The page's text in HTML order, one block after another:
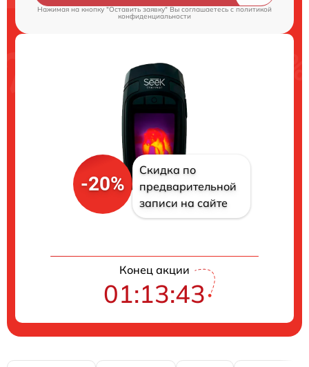
Нажимая на кнопку "Оставить заявку" Вы соглашаетесь cполитикой
конфиденциальности
-20%
Скидка по
предварительной
записи на сайте
Конец акции
01:13:42